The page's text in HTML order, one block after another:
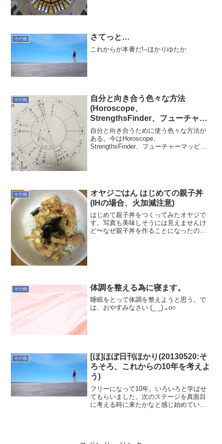
その他 さてっと…
これからが本番だ!--ほかりゆたか
その他
自分と向き合う色々な方法
(Horoscope、
StrengthsFinder、フューチャー
マッピング)
自分と向き合うために使う色々な方法が
ある。今はHoroscope、
StrengthsFinder、フューチャーマッピン
その他
オヤジごはん はじめての親子丼
(IHの場合、火加減注意)
はじめて親子丼をつくってみたオヤジで
す。写真も美味しそうには見えませんけ
ど〜なぜ親子丼を作ることになったのか
その他 体調を整える為に寝ます。
睡眠をとって体調を整えようと思う。で
は、おやすみなさい (_ _).｡o○
その他
[ほ]ほぼ日刊ほかり(20130520:そ
ろそろ、これからの10年を考えよ
う)
フリーになって10年。いろいろと学ばせ
てもらいました。次のステージを真面目
に考える時に来たかなと感じ始めていま